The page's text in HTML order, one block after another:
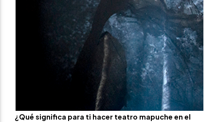
¿Qué significa para ti hacer teatro mapuche en el